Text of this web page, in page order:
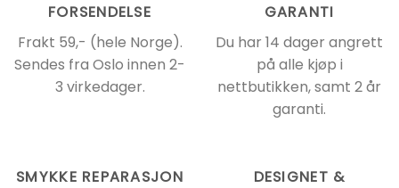
FORSENDELSE
Frakt 59,- (hele Norge).
Sendes fra Oslo innen 2-
3 virkedager.
GARANTI
Du har 14 dager angrett
på alle kjøp i
nettbutikken, samt 2 år
garanti.
SMYKKE REPARASJON
DESIGNET &